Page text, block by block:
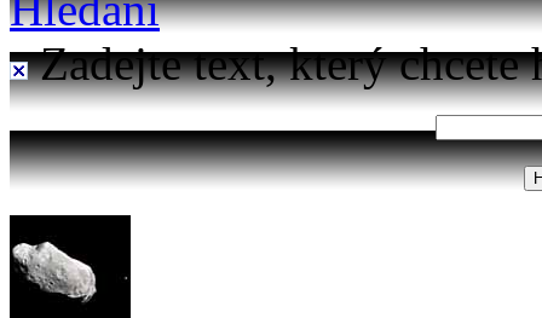
Zadejte text, který chcete